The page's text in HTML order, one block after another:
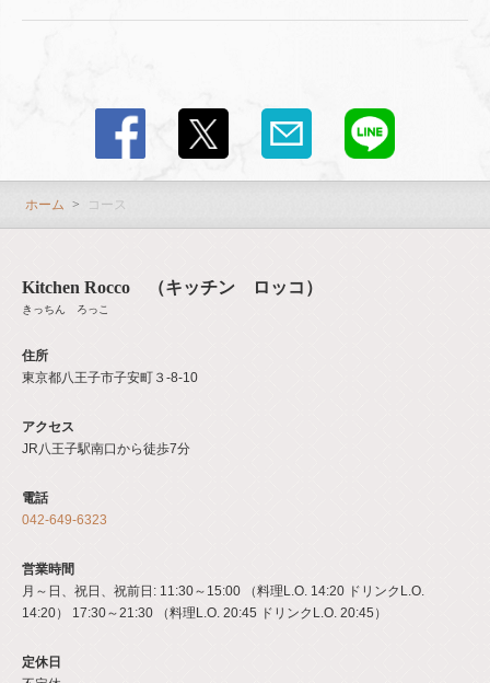
ホーム コース
Kitchen Rocco （キッチン ロッコ）
きっちん ろっこ
住所
東京都八王子市子安町３‐8‐10
アクセス
JR八王子駅南口から徒歩7分
電話
042-649-6323
営業時間
月～日、祝日、祝前日: 11:30～15:00 （料理L.O. 14:20 ドリンクL.O.
14:20） 17:30～21:30 （料理L.O. 20:45 ドリンクL.O. 20:45）
定休日